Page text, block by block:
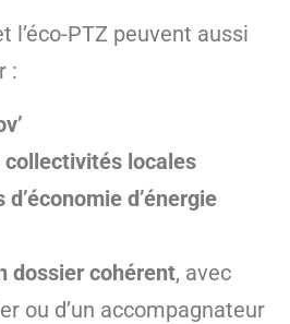
l’éco-PTZ peuvent aussi
:
collectivités locales
d’énergie
dossier cohérent, avec
ou d’un accompagnateur